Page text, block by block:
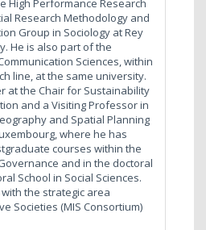
High Performance Research
Research Methodology and
Group in Sociology at Rey
He is also part of the
Sciences, within
line, at the same university.
at the Chair for Sustainability
and a Visiting Professor in
and Spatial Planning
where he has
courses within the
and in the doctoral
School in Social Sciences.
the strategic area
Societies (MIS Consortium)